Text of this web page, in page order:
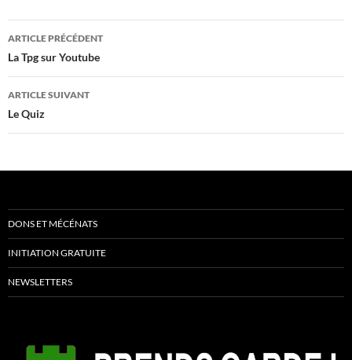
Navigation
des
articles
ARTICLE PRÉCÉDENT
La Tpg sur Youtube
ARTICLE SUIVANT
Le Quiz
DONS ET MÉCÉNATS
INITIATION GRATUITE
NEWSLETTERS